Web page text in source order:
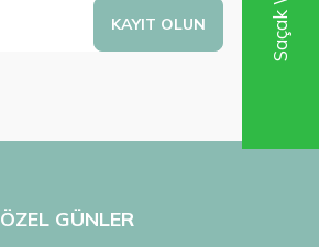
KAYIT OLUN
ÖZEL GÜNLER